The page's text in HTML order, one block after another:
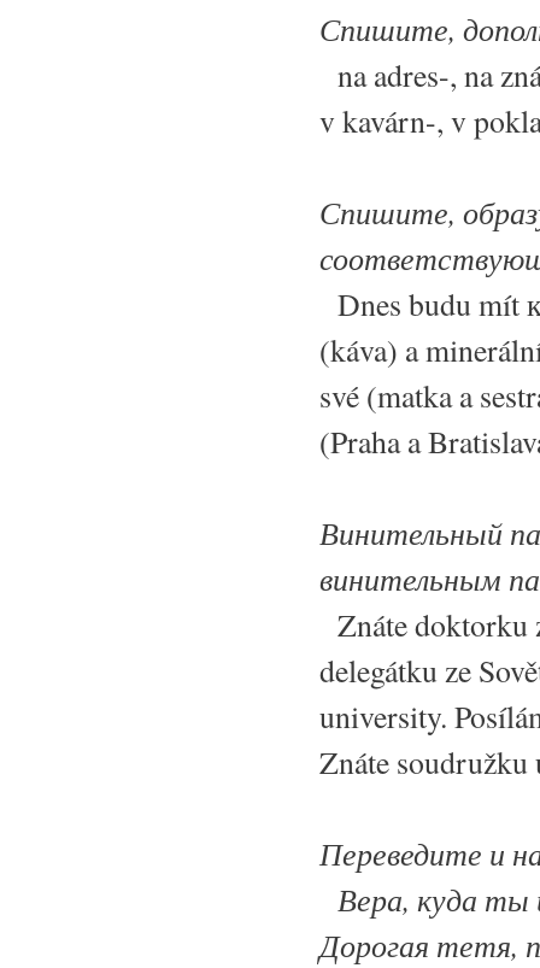
Спишите,
na adres-, na
v kavárn-, v
Спишите,
Dnes budu mít
(káva) a
své (matka a
(Praha a
Винительный
винительным
Znáte doktorku
delegátku ze
university.
Znáte soudružku
Переведите и
Вера, куда ты
Дорогая тетя,